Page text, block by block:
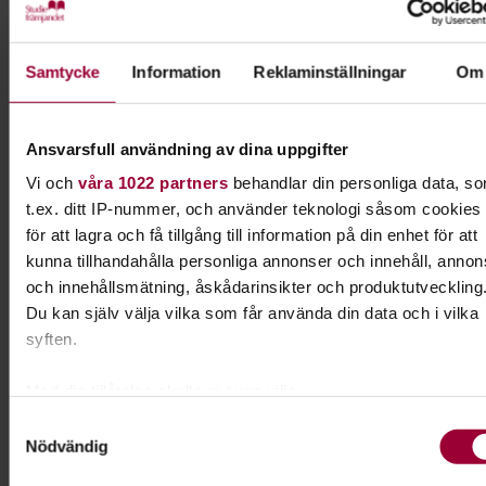
Samtycke Information Reklaminställningar Om
Ansvarsfull användning av dina uppgifter
Vi och våra 1022 partnersbehandlar din personliga data,
t.ex. ditt IP-nummer, och använder teknologi såsom cookies
för att lagra och få tillgång till information på din enhet för att
kunna tillhandahålla personliga annonser och innehåll,
och innehållsmätning, åskådarinsikter och produktutveckling.
Du kan själv välja vilka som får använda din data och i vilka
syften.
ha en noggrannhet på upp till flera meter
Nödvändig
Stora scenen
21.30
-
22.00
Dawcoumba
I samarbete med
SCEN+
Kontakt